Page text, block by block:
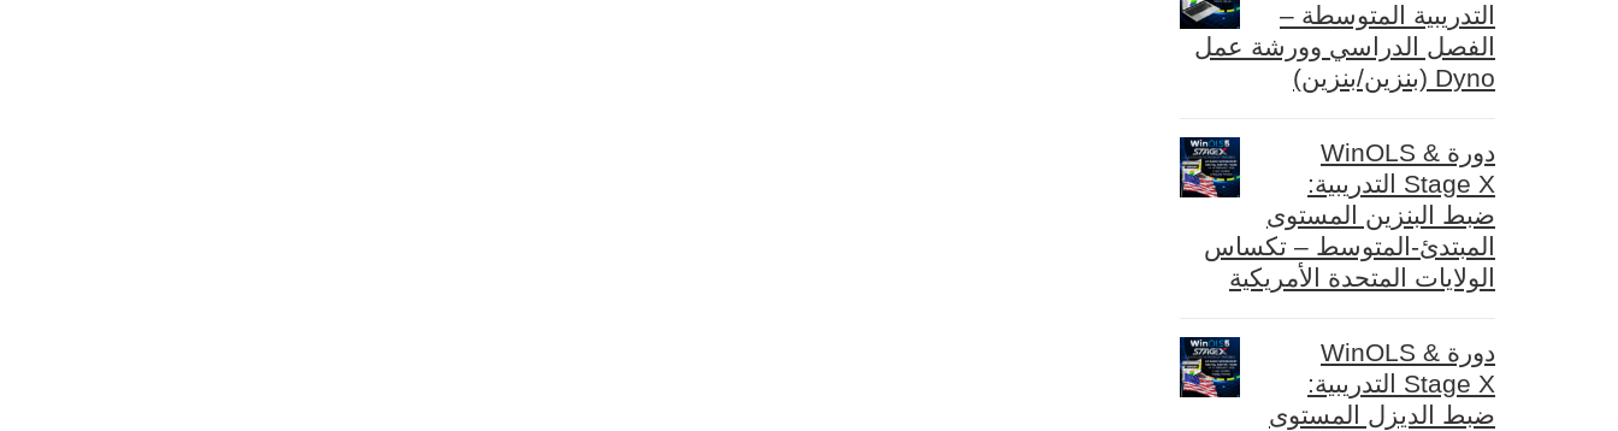
التدريبية المتوسطة –
الفصل الدراسي وورشة عمل
Dyno (بنزين/بنزين)
دورة WinOLS &
Stage X التدريبية:
ضبط البنزين المستوى
المبتدئ-المتوسط – تكساس
الولايات المتحدة الأمريكية
دورة WinOLS &
Stage X التدريبية:
ضبط الديزل المستوى